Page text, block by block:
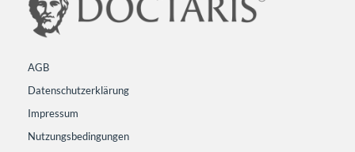
AGB
Datenschutzerklärung
Impressum
Nutzungsbedingungen